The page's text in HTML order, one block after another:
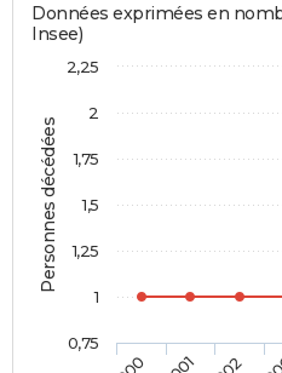
Personnes décédées
Données exprimées en
Insee)
0,75
1
1,25
1,5
1,75
2
2,25